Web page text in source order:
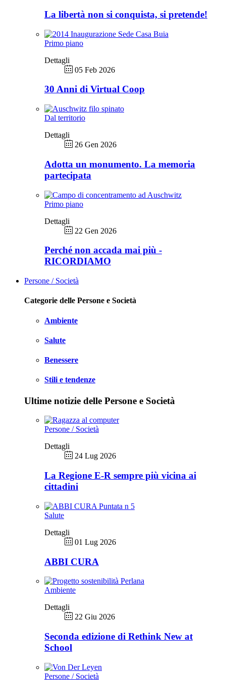
La libertà non si conquista, si pretende!
Primo piano
Dettagli
05 Feb 2026
30 Anni di Virtual Coop
Dal territorio
Dettagli
26 Gen 2026
Adotta un monumento. La memoria
partecipata
Primo piano
Dettagli
22 Gen 2026
Perché non accada mai più -
RICORDIAMO
Persone / Società
Categorie delle Persone e Società
Ambiente
Salute
Benessere
Stili e tendenze
Ultime notizie delle Persone e Società
Persone / Società
Dettagli
24 Lug 2026
La Regione E-R sempre più vicina ai
cittadini
Salute
Dettagli
01 Lug 2026
ABBI CURA
Ambiente
Dettagli
22 Giu 2026
Seconda edizione di Rethink New at
School
Persone / Società